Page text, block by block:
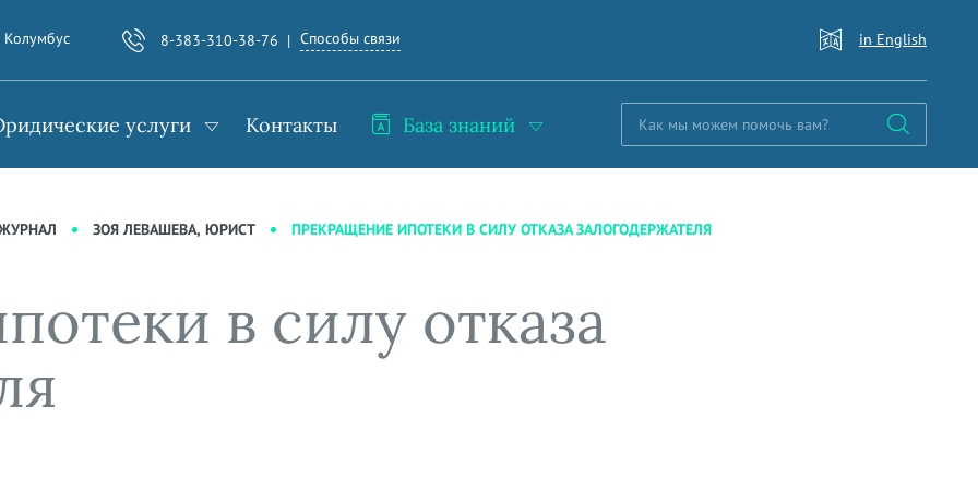
Колумбус 8-383-310-38-76 Способы связи in English
услуги Контакты База знаний
ЗОЯ ЛЕВАШЕВА, ЮРИСТ ПРЕКРАЩЕНИЕ ИПОТЕКИ В СИЛУ ОТКАЗА ЗАЛОГОДЕРЖАТЕЛЯ
в силу отказа